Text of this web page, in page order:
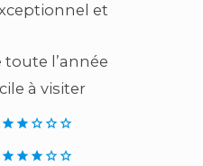
et
l’année
à visiter
star star star_border star_border star_border
star star star star_border star_border